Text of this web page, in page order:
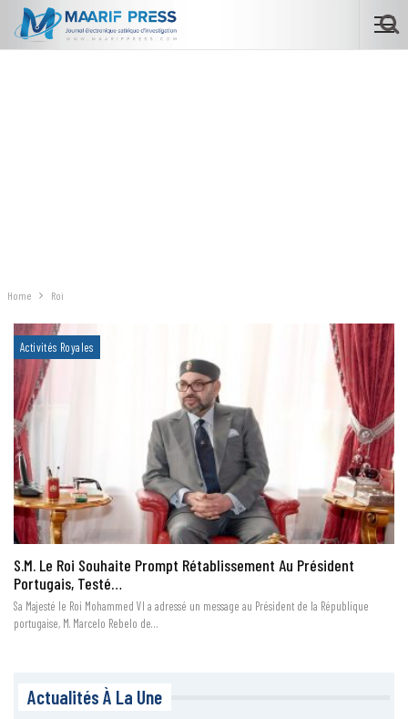
Home Roi
Activités Royales
S.M. Le Roi Souhaite Prompt Rétablissement Au Président
Portugais, Testé…
Sa Majesté le Roi Mohammed VI a adressé un message au Président de la République
portugaise, M. Marcelo Rebelo de…
Actualités À La Une